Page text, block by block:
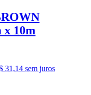
x 10m
31,14 sem juros